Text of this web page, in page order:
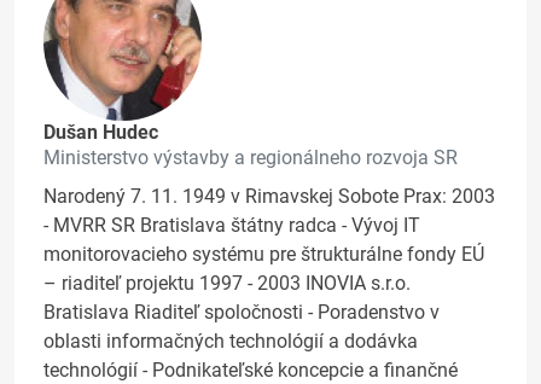
Dušan Hudec
Ministerstvo výstavby a regionálneho rozvoja SR
Narodený 7. 11. 1949 v Rimavskej Sobote Prax: 2003
- MVRR SR Bratislava štátny radca - Vývoj IT
monitorovacieho systému pre štrukturálne fondy EÚ
– riaditeľ projektu 1997 - 2003 INOVIA s.r.o.
Bratislava Riaditeľ spoločnosti - Poradenstvo v
oblasti informačných technológií a dodávka
technológií - Podnikateľské koncepcie a finančné